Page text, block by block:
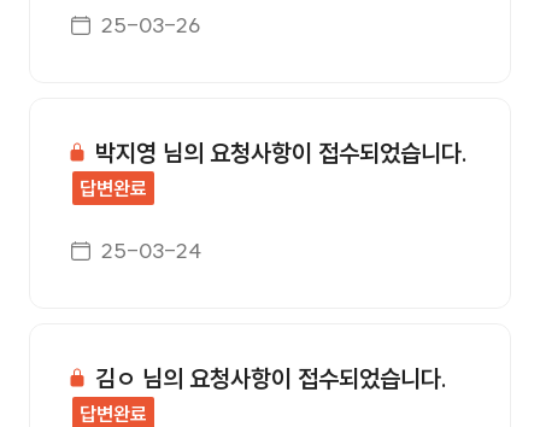
게시일자
25-03-26
박지영 님의 요청사항이 접수되었습니다.
답변완료
게시일자
25-03-24
김ㅇ 님의 요청사항이 접수되었습니다.
답변완료